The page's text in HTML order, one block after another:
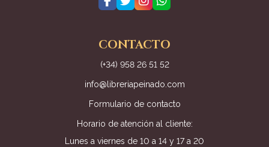
CONTACTO
(+34) 958 26 51 52
info@libreriapeinado.com
Formulario de contacto
Horario de atención al cliente:
Lunes a viernes de 10 a 14 y 17 a 20